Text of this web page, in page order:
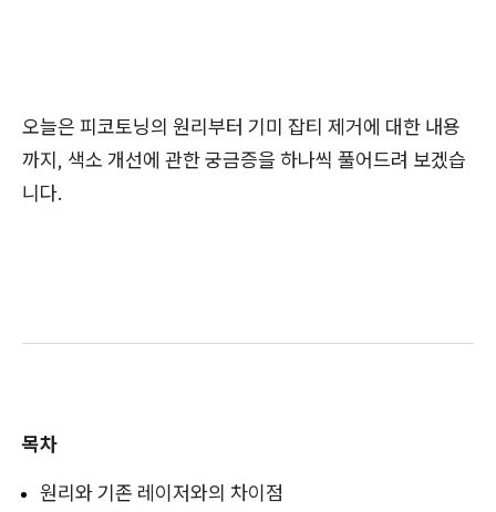
오늘은 피코토닝의 원리부터 기미 잡티 제거에 대한 내용
까지, 색소 개선에 관한 궁금증을 하나씩 풀어드려 보겠습
니다.
목차
원리와 기존 레이저와의 차이점